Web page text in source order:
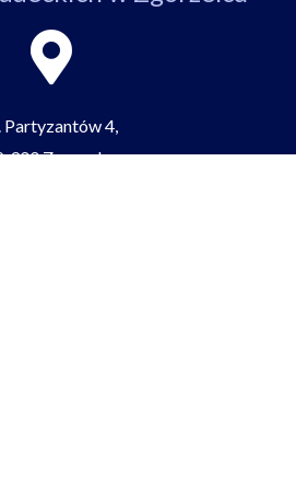
Partyzantów 4,
900 Zgorzelec